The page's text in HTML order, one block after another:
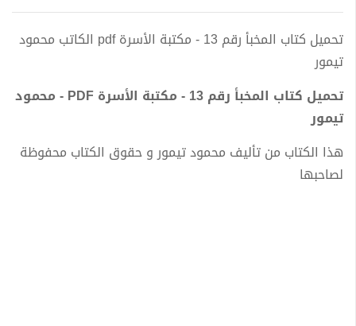
تحميل كتاب المخبأ رقم 13 - مكتبة الأسرة pdf الكاتب محمود
تيمور
تحميل كتاب المخبأ رقم 13 - مكتبة الأسرة PDF - محمود
تيمور
هذا الكتاب من تأليف محمود تيمور و حقوق الكتاب محفوظة
لصاحبها